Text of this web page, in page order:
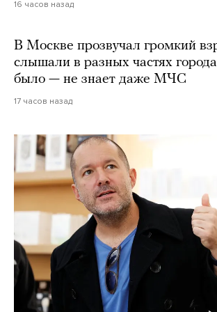
16 часов назад
В Москве прозвучал громкий
слышали в разных частях
было — не знает даже МЧС
17 часов назад